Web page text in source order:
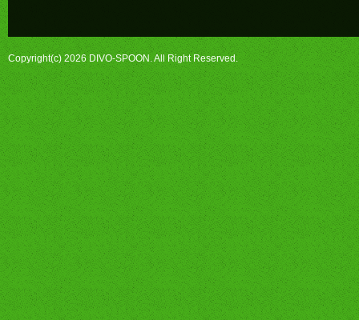
Copyright(c) 2026 DIVO-SPOON. All Right Reserved.